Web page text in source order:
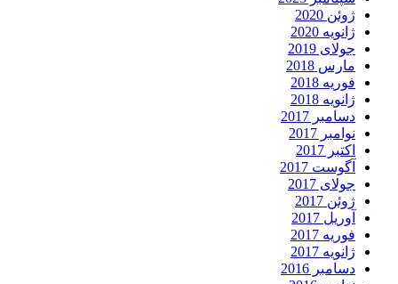
ژوئن 2020
ژانویه 2020
جولای 2019
مارس 2018
فوریه 2018
ژانویه 2018
دسامبر 2017
نوامبر 2017
اکتبر 2017
آگوست 2017
جولای 2017
ژوئن 2017
آوریل 2017
فوریه 2017
ژانویه 2017
دسامبر 2016